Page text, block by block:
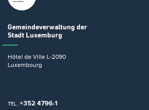
Gemeindeverwaltung der
Stadt Luxemburg
Hôtel de Ville L-2090
Luxembourg
TEL. +352 4796-1